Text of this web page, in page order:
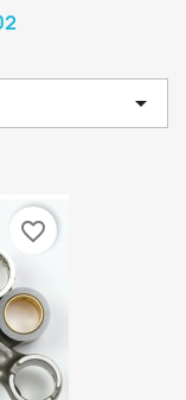

favorite_border